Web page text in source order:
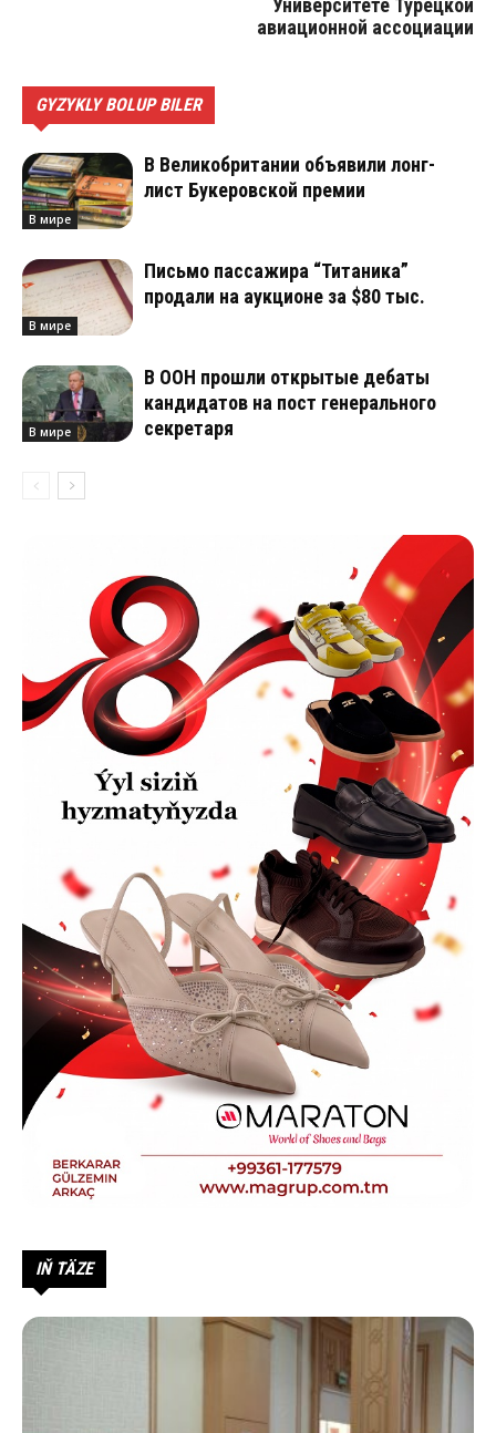
Университете Турецкой
авиационной ассоциации
GYZYKLY BOLUP BILER
В мире
В Великобритании объявили лонг-
лист Букеровской премии
В мире
Письмо пассажира “Титаника”
продали на аукционе за $80 тыс.
В мире
В ООН прошли открытые дебаты
кандидатов на пост генерального
секретаря
IŇ TÄZE